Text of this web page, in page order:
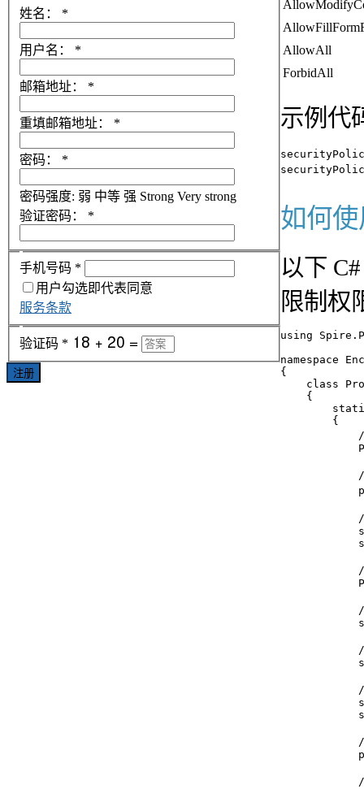
AllowAll
ForbidAll
示例代
如何
以下
限制权
using
namespace
{
class
    {
        {
姓名： *
用户名： *
邮箱地址： *
重填邮箱地址： *
密码： *
密码强度: 弱 中等 强 Strong Very strong
验证密码：
*
手机号码 *
用户勾选即代表同意
服务条款
验证码 *
注册